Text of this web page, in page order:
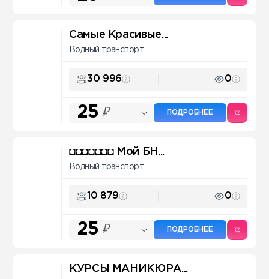
Самые Красивые...
Водный транспорт
30 996 0
25 ₽ ПОДРОБНЕЕ
◘◘◘◘◘◘◘ Мой БН...
Водный транспорт
10 879 0
25 ₽ ПОДРОБНЕЕ
КУРСЫ МАНИКЮРА...